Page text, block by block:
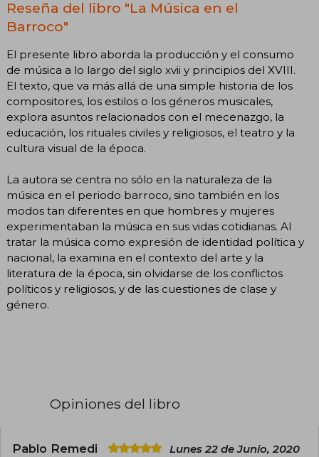
Reseña del libro "La Música en el
Barroco"
El presente libro aborda la producción y el consumo
de música a lo largo del siglo xvii y principios del XVIII.
El texto, que va más allá de una simple historia de los
compositores, los estilos o los géneros musicales,
explora asuntos relacionados con el mecenazgo, la
educación, los rituales civiles y religiosos, el teatro y la
cultura visual de la época.
La autora se centra no sólo en la naturaleza de la
música en el periodo barroco, sino también en los
modos tan diferentes en que hombres y mujeres
experimentaban la música en sus vidas cotidianas. Al
tratar la música como expresión de identidad política y
nacional, la examina en el contexto del arte y la
literatura de la época, sin olvidarse de los conflictos
políticos y religiosos, y de las cuestiones de clase y
género.
Opiniones del libro
Pablo Remedi
Lunes 22 de Junio, 2020